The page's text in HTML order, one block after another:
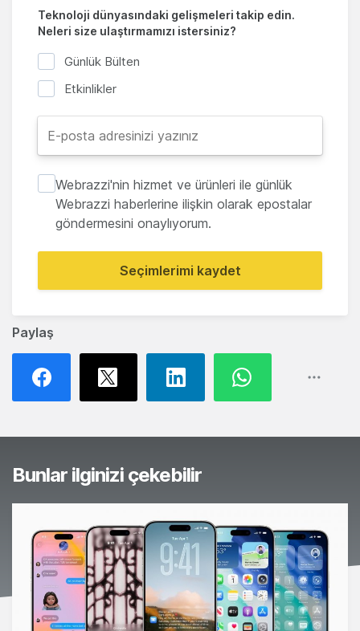
Paylaş
Teknoloji dünyasındaki gelişmeleri takip edin.
Neleri size ulaştırmamızı istersiniz?
Günlük Bülten
Etkinlikler
Webrazzi'nin hizmet ve ürünleri ile günlük
Webrazzi haberlerine ilişkin olarak epostalar
göndermesini onaylıyorum.
Seçimlerimi kaydet
Bunlar ilginizi çekebilir